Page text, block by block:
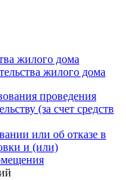
жилого дома
жилого дома
проведения
(за счет средств
или об отказе в
и (или)